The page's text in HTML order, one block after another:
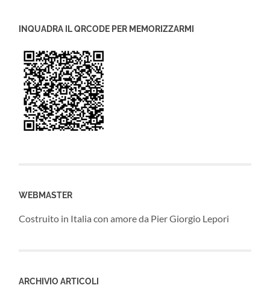
INQUADRA IL QRCODE PER MEMORIZZARMI
WEBMASTER
Costruito in Italia con amore da Pier Giorgio Lepori
ARCHIVIO ARTICOLI